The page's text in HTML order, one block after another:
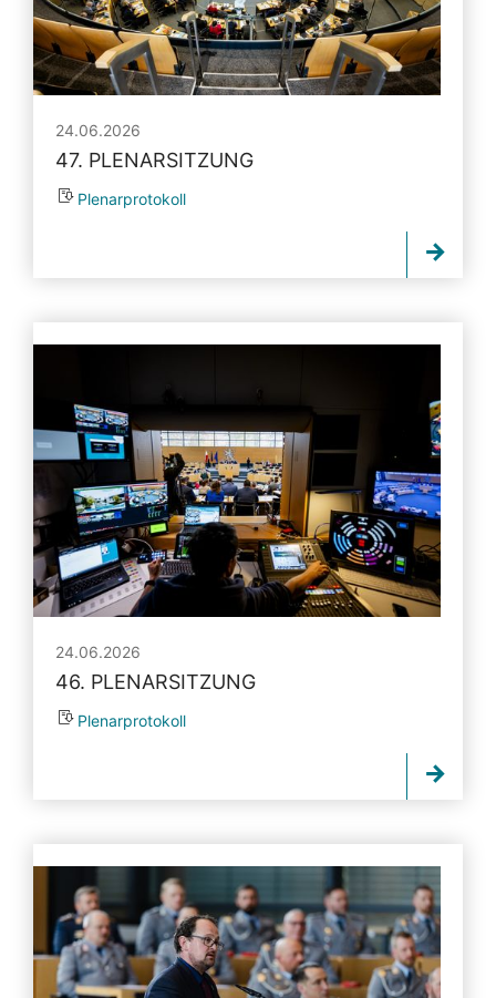
24.06.2026
47. PLENARSITZUNG
Plenarprotokoll
24.06.2026
46. PLENARSITZUNG
Plenarprotokoll